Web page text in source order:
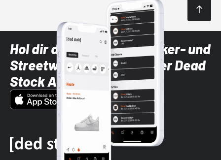
Hol dir die neuesten Sneaker- und
Streetwear-Brands mit der Dead
Stock App